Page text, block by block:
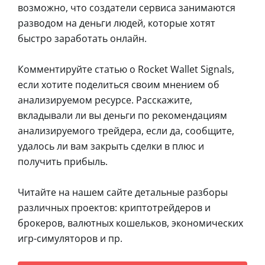
возможно, что создатели сервиса занимаются
разводом на деньги людей, которые хотят
быстро заработать онлайн.
Комментируйте статью о Rocket Wallet Signals,
если хотите поделиться своим мнением об
анализируемом ресурсе. Расскажите,
вкладывали ли вы деньги по рекомендациям
анализируемого трейдера, если да, сообщите,
удалось ли вам закрыть сделки в плюс и
получить прибыль.
Читайте на нашем сайте детальные разборы
различных проектов: криптотрейдеров и
брокеров, валютных кошельков, экономических
игр-симуляторов и пр.